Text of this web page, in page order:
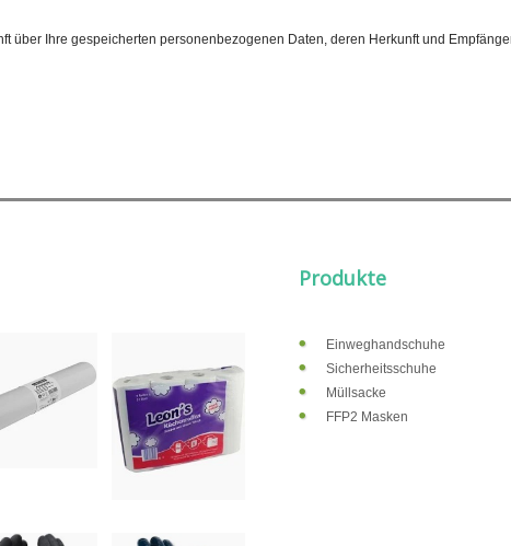
über Ihre gespeicherten personenbezogenen Daten, deren Herkunft und
Produkte
Einweghandschuhe
Sicherheitsschuhe
Müllsacke
FFP2 Masken